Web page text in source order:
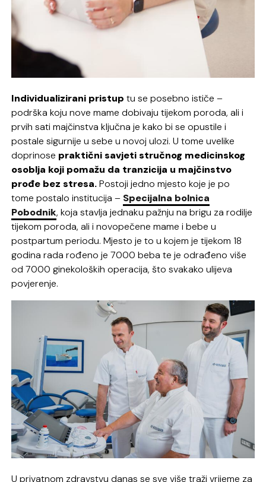
Individualizirani pristup tu se posebno ističe –
podrška koju nove mame dobivaju tijekom poroda, ali i
prvih sati majčinstva ključna je kako bi se opustile i
postale sigurnije u sebe u novoj ulozi. U tome uvelike
doprinose praktični savjeti stručnog medicinskog
osoblja koji pomažu da tranzicija u majčinstvo
prođe bez stresa.Postoji jedno mjesto koje je po
tome postalo institucija – Specijalna bolnica
Pobodnik, koja stavlja jednaku pažnju na brigu za rodilje
tijekom poroda, ali i novopečene mame i bebe u
postpartum periodu. Mjesto je to u kojem je tijekom 18
godina rada rođeno je 7000 beba te je odrađeno više
od 7000 ginekoloških operacija, što svakako ulijeva
povjerenje.
U privatnom zdravstvu danas se sve više traži vrijeme za